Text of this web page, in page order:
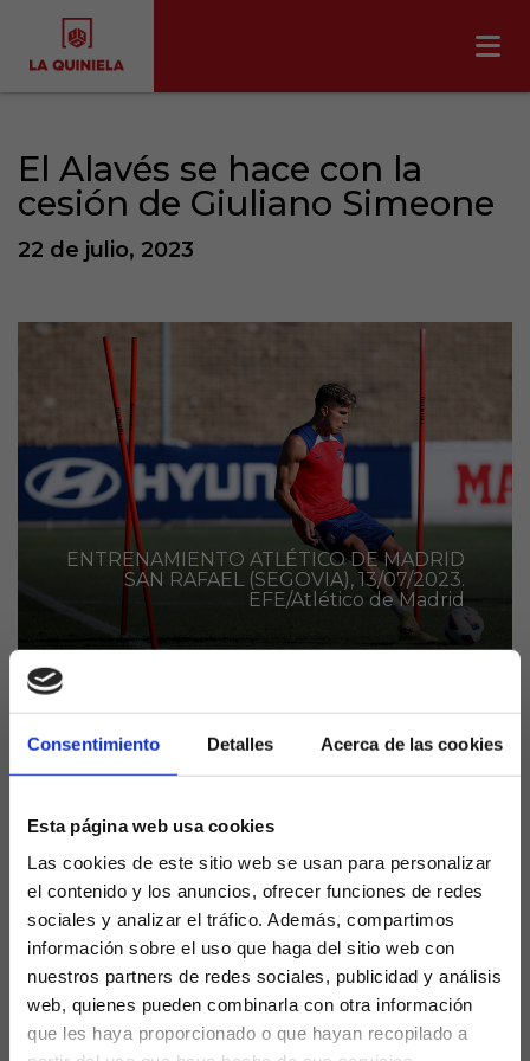
Consentimiento Detalles Acerca de las cookies
Esta página web usa cookies
Las cookies de este sitio web se usan para personalizar
el contenido y los anuncios, ofrecer funciones de redes
sociales y analizar el tráfico. Además, compartimos
información sobre el uso que haga del sitio web con
nuestros partners de redes sociales, publicidad y análisis
web, quienes pueden combinarla con otra información
que les haya proporcionado o que hayan recopilado a
El Alavés se hace con la
cesión de Giuliano Simeone
22 de julio, 2023
ENTRENAMIENTO ATLÉTICO DE MADRID
SAN RAFAEL (SEGOVIA), 13/07/2023.
EFE/Atlético de Madrid
Real Zaragoza, el hijo del entrenador del
Giuliano Simeone se estrenará en LaLiga EA
Sports de la mano del Alavés.
Ambos clubes han cerrado un trato para que el
joven futbolista juegue a préstamo la próxima
temporada con la escuadra albiazul, aunque antes
renovó su contrato con la entidad colchonera hasta
2028.
El delantero fue clave en el club maño la pasada